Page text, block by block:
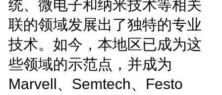
统、微电子和纳米技术等相关
联的领域发展出了独特的专业
技术。如今，本地区已成为这
些领域的示范点，并成为
Marvell、Semtech、Festo